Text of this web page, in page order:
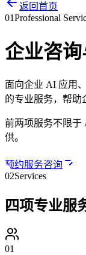
返回首页
01Professional
企业咨
面向企业 AI 应用
的专业服务，帮助
前两项服务不限于
供。
预约服务咨询
02Services
四项专业服
01